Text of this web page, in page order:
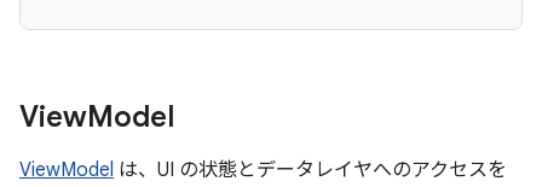
ViewModel
ViewModel は、UI の状態とデータレイヤへのアクセスを